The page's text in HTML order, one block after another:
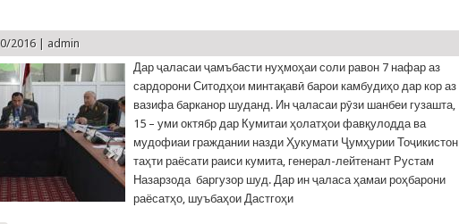
2016 | admin
Дар ҷаласаи ҷамъбасти нуҳмоҳаи соли равон 7 нафар аз
сардорони Ситодҳои минтақавӣ барои камбудиҳо дар кор аз
вазифа барканор шуданд. Ин ҷаласаи рӯзи шанбеи гузашта,
15 – уми октябр дар Кумитаи ҳолатҳои фавқулодда ва
мудофиаи граждании назди Ҳукумати Ҷумҳурии Тоҷикистон
таҳти раёсати раиси кумита, генерал-лейтенант Рустам
Назарзода баргузор шуд. Дар ин ҷаласа ҳамаи роҳбарони
раёсатҳо, шуъбаҳои Дастгоҳи